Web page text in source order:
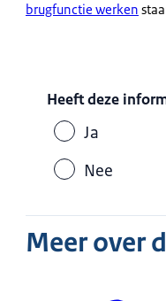
brugfunctie werken
Heeft deze
Ja
Nee
Meer over